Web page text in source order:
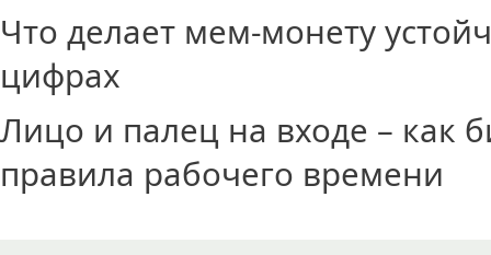
Что делает мем-монету
цифрах
Лицо и палец на входе – как
правила рабочего времени